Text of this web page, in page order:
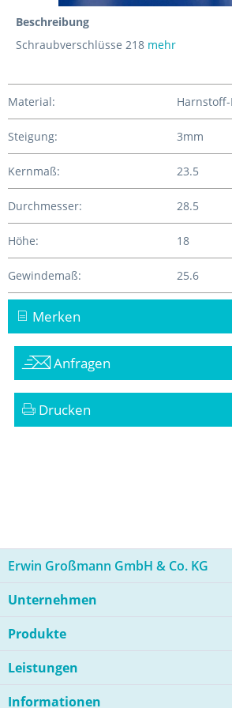
Beschreibung
Schraubverschlüsse 218 mehr
Material: Harnstoff-
Steigung: 3mm
Kernmaß: 23.5
Durchmesser: 28.5
Höhe: 18
Gewindemaß: 25.6
Merken
Anfragen
Drucken
Erwin Großmann GmbH & Co. KG
Unternehmen
Produkte
Leistungen
Informationen